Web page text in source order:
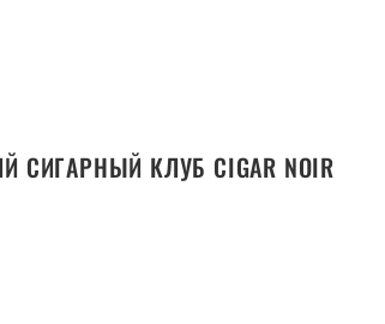
КЛУБ CIGAR NOIR